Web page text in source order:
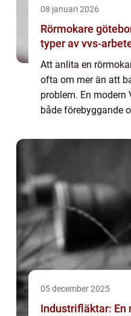
08 januari 2026
Rörmokare göteborg trygg hjälp
typer av vvs-
Att anlita en
ofta om mer än att
problem. En modern
både förebyggande
och långsiktigt
05 december 2025
Industrifläktar: En